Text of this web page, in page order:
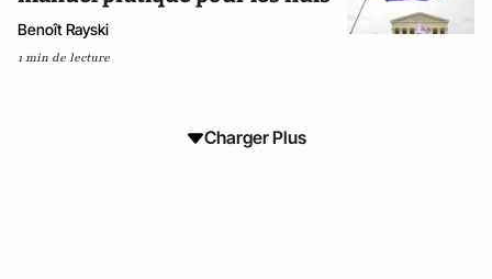
Benoît Rayski
1 min de lecture
Charger Plus